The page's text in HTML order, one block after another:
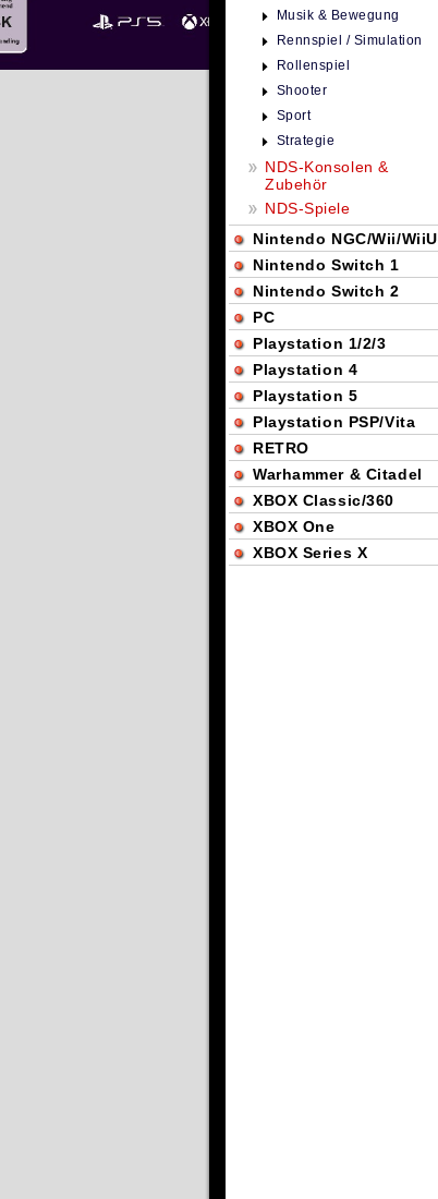
Musik & Bewegung
Rennspiel / Simulation
Rollenspiel
Shooter
Sport
Strategie
NDS-Konsolen &
Zubehör
NDS-Spiele
Nintendo NGC/Wii/WiiU
Nintendo Switch 1
Nintendo Switch 2
PC
Playstation 1/2/3
Playstation 4
Playstation 5
Playstation PSP/Vita
RETRO
Warhammer & Citadel
XBOX Classic/360
XBOX One
XBOX Series X